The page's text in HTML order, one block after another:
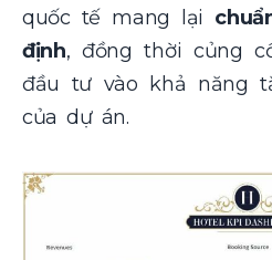
quốc tế mang lại
định, đồng thời củng
đầu tư vào khả năng
của dự án.